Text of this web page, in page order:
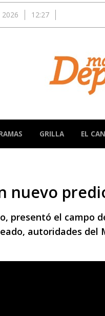
12:27
GRILLA EL
nuevo
presentó el campo
autoridades del